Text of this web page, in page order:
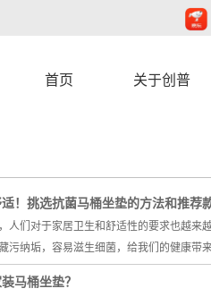
首页 关于创普
！挑选抗菌马桶坐垫的方法和推荐
人们对于家居卫生和舒适性的要求也越来
污纳垢，容易滋生细菌，给我们的健康带
马桶坐垫？